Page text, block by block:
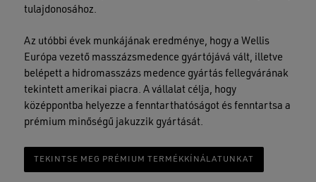
tulajdonosához.
Az utóbbi évek munkájának eredménye, hogy a Wellis
Európa vezető masszázsmedence gyártójává vált, illetve
belépett a hidromasszázs medence gyártás fellegvárának
tekintett amerikai piacra. A vállalat célja, hogy
középpontba helyezze a fenntarthatóságot és fenntartsa a
prémium minőségű jakuzzik gyártását.
TEKINTSE MEG PRÉMIUM TERMÉKKÍNÁLATUNKAT